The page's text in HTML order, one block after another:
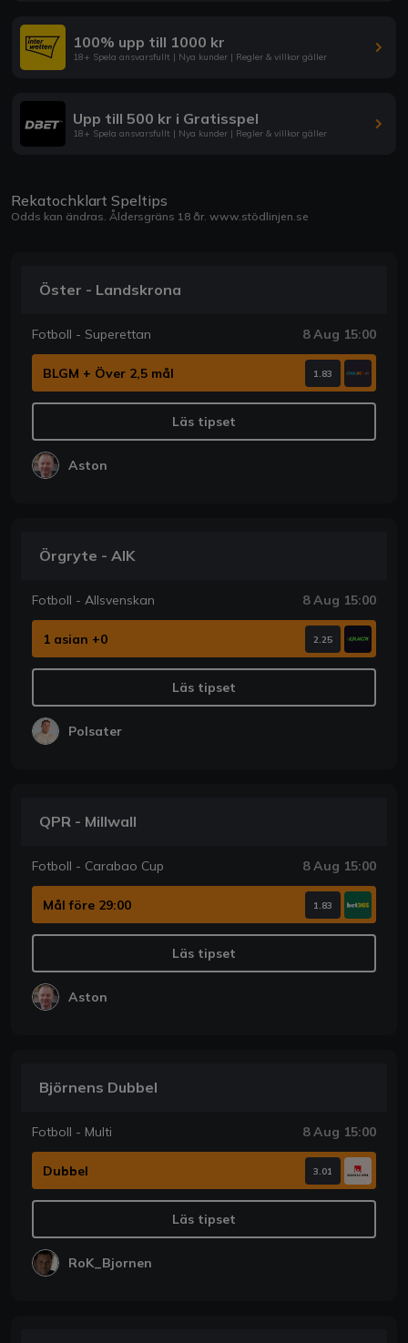
100% upp till 1000 kr
18+ Spela ansvarsfullt | Nya kunder | Regler & villkor gäller
Upp till 500 kr i Gratisspel
18+ Spela ansvarsfullt | Nya kunder | Regler & villkor gäller
Rekatochklart Speltips
Odds kan ändras. Åldersgräns 18 år. www.stödlinjen.se
Öster - Landskrona
Fotboll - Superettan 8 Aug 15:00
BLGM + Över 2,5 mål 1.83
Läs tipset
Aston
Örgryte - AIK
Fotboll - Allsvenskan 8 Aug 15:00
1 asian +0 2.25
Läs tipset
Polsater
QPR - Millwall
Fotboll - Carabao Cup 8 Aug 15:00
Mål före 29:00 1.83
Läs tipset
Aston
Björnens Dubbel
Fotboll - Multi 8 Aug 15:00
Dubbel 3.01
Läs tipset
RoK_Bjornen